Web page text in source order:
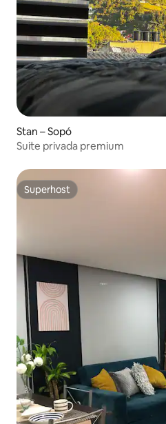
Stan – Sopó
Suite privada premium
Superhost
Superhost